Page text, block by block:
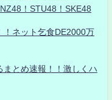
！STU48！SKE48
！ネット乞食DE2000万
まとめ速報！！激しくハ